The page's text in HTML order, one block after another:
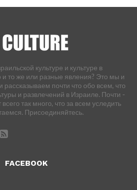
культуре и культуре в
и то же или разные явления? Это мы и
почти что обо всем, что
и развлечений в Израиле. Почти -
так много, что за всем уследить
Присоединяйтесь.
FACEBOOK